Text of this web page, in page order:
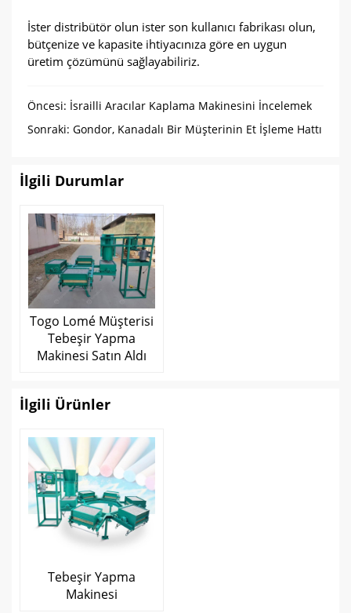
İster distribütör olun ister son kullanıcı fabrikası olun,
bütçenize ve kapasite ihtiyacınıza göre en uygun
üretim çözümünü sağlayabiliriz.
Öncesi: İsrailli Aracılar Kaplama Makinesini İncelemek
İçin Ziyarette Bulundu
Sonraki: Gondor, Kanadalı Bir Müşterinin Et İşleme Hattı
İlgili Durumlar
Togo Lomé Müşterisi
Tebeşir Yapma
Makinesi Satın Aldı
İlgili Ürünler
Tebeşir Yapma
Makinesi